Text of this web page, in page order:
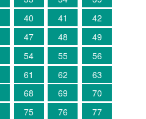
40 41
42
47 48
49
54 55
56
61 62
63
68 69
70
75 76
77